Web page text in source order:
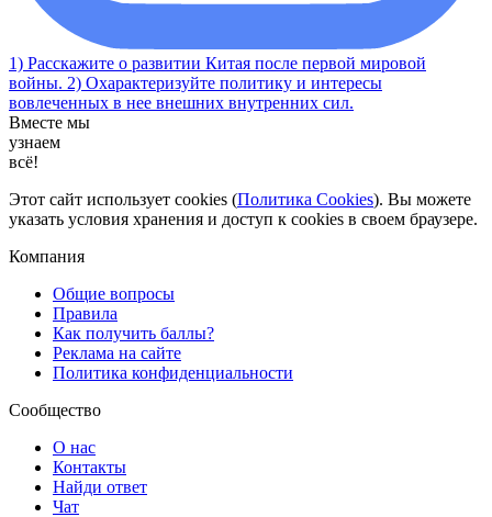
1) Расскажите о развитии Китая после первой мировой
войны. 2) Охарактеризуйте политику и интересы
вовлеченных в нее внешних внутренних сил.
Вместе мы
узнаем
всё!
Этот сайт использует cookies (Политика Cookies). Вы можете
указать условия хранения и доступ к cookies в своем браузере.
Компания
Общие вопросы
Правила
Как получить баллы?
Реклама на сайте
Политика конфиденциальности
Сообщество
О нас
Контакты
Найди ответ
Чат